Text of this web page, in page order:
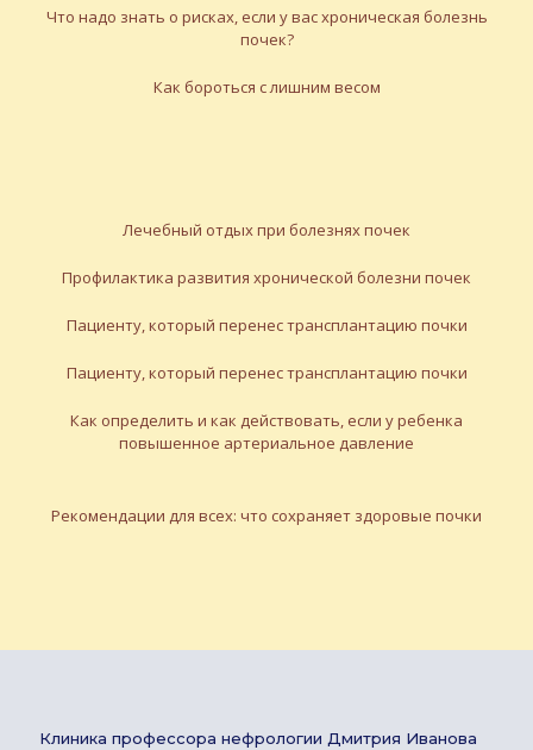
Что надо знать о рисках, если у вас хроническая болезнь
почек?
Как бороться с лишним весом
Лечебный отдых при болезнях почек
Профилактика развития хронической болезни почек
Пациенту, который перенес трансплантацию почки
Пациенту, который перенес трансплантацию почки
Как определить и как действовать, если у ребенка
повышенное артериальное давление
Рекомендации для всех: что сохраняет здоровые почки
Клиника профессора нефрологии Дмитрия Иванова